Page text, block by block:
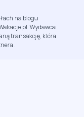
na blogu
Wydawca
transakcję, która